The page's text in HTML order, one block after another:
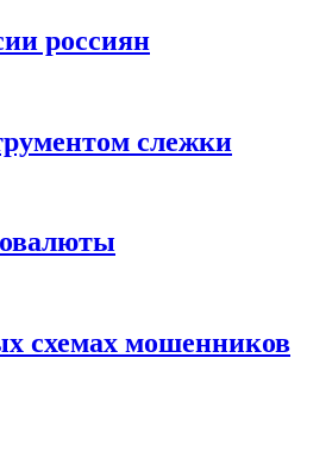
россиян
слежки
схемах мошенников